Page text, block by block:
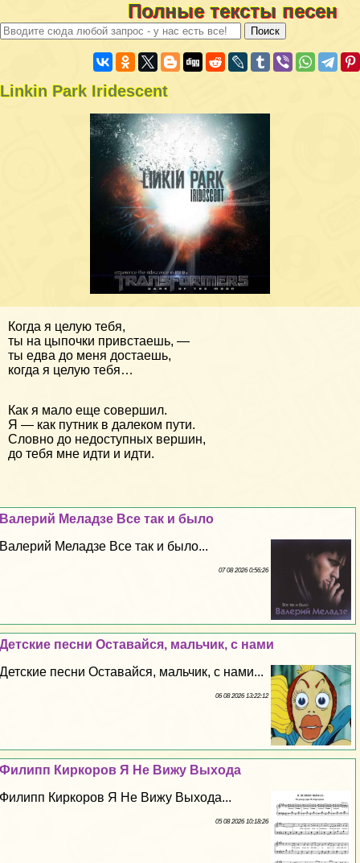
Полные тексты песен
Linkin Park Iridescent
Когда я целую тебя,
ты на цыпочки привстаешь, —
ты едва до меня достаешь,
когда я целую тебя…
Как я мало еще совершил.
Я — как путник в далеком пути.
Словно до недоступных вершин,
до тебя мне идти и идти.
Валерий Меладзе Все так и было
Валерий Меладзе Все так и было...
07 08 2026 0:56:26
Детские песни Оставайся, мальчик, с нами
Детские песни Оставайся, мальчик, с нами...
06 08 2026 13:22:12
Филипп Киркоров Я Не Вижу Выхода
Филипп Киркоров Я Не Вижу Выхода...
05 08 2026 10:18:26